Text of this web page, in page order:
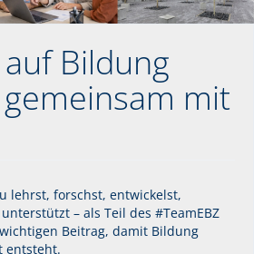
Bildung
mit
lehrst, forschst, entwickelst,
– als Teil des #TeamEBZ
Beitrag, damit Bildung
entsteht.